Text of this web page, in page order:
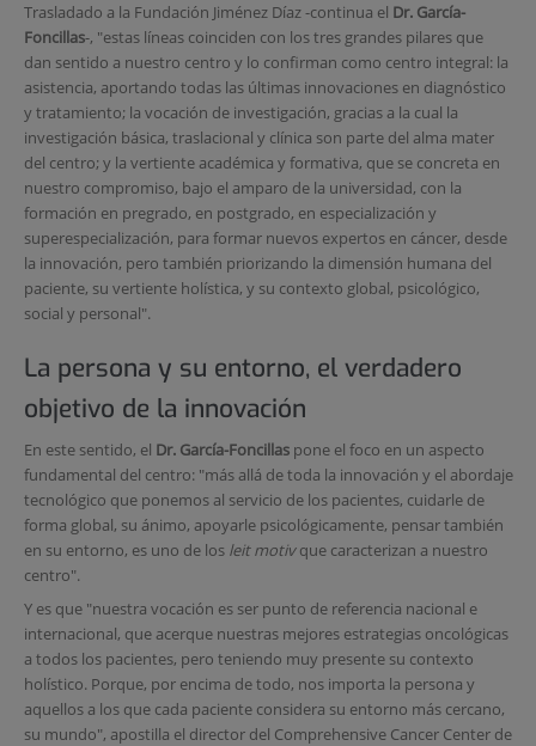
Trasladado a la Fundación Jiménez Díaz -continua el Dr. García-
Foncillas-, "estas líneas coinciden con los tres grandes pilares que
dan sentido a nuestro centro y lo confirman como centro integral: la
asistencia, aportando todas las últimas innovaciones en diagnóstico
y tratamiento; la vocación de investigación, gracias a la cual la
investigación básica, traslacional y clínica son parte del alma mater
del centro; y la vertiente académica y formativa, que se concreta en
nuestro compromiso, bajo el amparo de la universidad, con la
formación en pregrado, en postgrado, en especialización y
superespecialización, para formar nuevos expertos en cáncer, desde
la innovación, pero también priorizando la dimensión humana del
paciente, su vertiente holística, y su contexto global, psicológico,
social y personal".
La persona y su entorno, el verdadero
objetivo de la innovación
En este sentido, el Dr. García-Foncillaspone el foco en un aspecto
fundamental del centro: "más allá de toda la innovación y el abordaje
tecnológico que ponemos al servicio de los pacientes, cuidarle de
forma global, su ánimo, apoyarle psicológicamente, pensar también
en su entorno, es uno de los leit motivque caracterizan a nuestro
centro".
Y es que "nuestra vocación es ser punto de referencia nacional e
internacional, que acerque nuestras mejores estrategias oncológicas
a todos los pacientes, pero teniendo muy presente su contexto
holístico. Porque, por encima de todo, nos importa la persona y
aquellos a los que cada paciente considera su entorno más cercano,
su mundo", apostilla el director del Comprehensive Cancer Center de